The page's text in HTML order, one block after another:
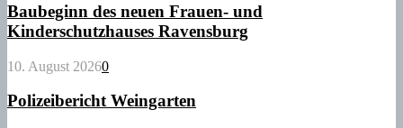
Baubeginn des neuen Frauen- und
Kinderschutzhauses Ravensburg
10. August 20260
Polizeibericht Weingarten